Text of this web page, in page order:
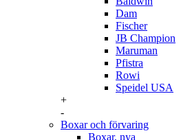
Dam
Fischer
JB Champion
Maruman
Pfistra
Rowi
Speidel USA
+
-
Boxar och förvaring
Boxar, nya